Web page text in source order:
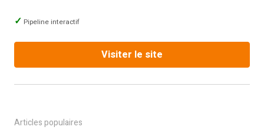
Pipeline interactif
Visiter le site
Articles populaires